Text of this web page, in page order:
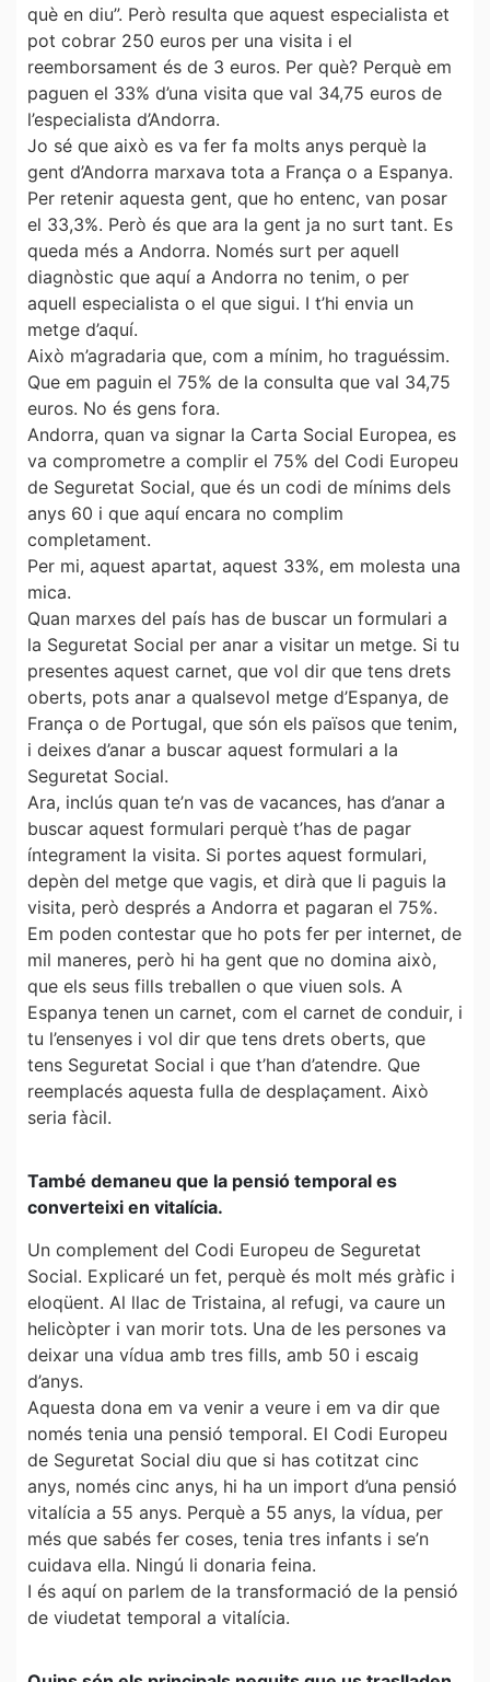
què en diu”. Però resulta que aquest especialista et
pot cobrar 250 euros per una visita i el
reemborsament és de 3 euros. Per què? Perquè em
paguen el 33% d’una visita que val 34,75 euros de
l’especialista d’Andorra.
Jo sé que això es va fer fa molts anys perquè la
gent d’Andorra marxava tota a França o a Espanya.
Per retenir aquesta gent, que ho entenc, van posar
el 33,3%. Però és que ara la gent ja no surt tant. Es
queda més a Andorra. Només surt per aquell
diagnòstic que aquí a Andorra no tenim, o per
aquell especialista o el que sigui. I t’hi envia un
metge d’aquí.
Això m’agradaria que, com a mínim, ho traguéssim.
Que em paguin el 75% de la consulta que val 34,75
euros. No és gens fora.
Andorra, quan va signar la Carta Social Europea, es
va comprometre a complir el 75% del Codi Europeu
de Seguretat Social, que és un codi de mínims dels
anys 60 i que aquí encara no complim
completament.
Per mi, aquest apartat, aquest 33%, em molesta una
mica.
Quan marxes del país has de buscar un formulari a
la Seguretat Social per anar a visitar un metge. Si tu
presentes aquest carnet, que vol dir que tens drets
oberts, pots anar a qualsevol metge d’Espanya, de
França o de Portugal, que són els països que tenim,
i deixes d’anar a buscar aquest formulari a la
Seguretat Social.
Ara, inclús quan te’n vas de vacances, has d’anar a
buscar aquest formulari perquè t’has de pagar
íntegrament la visita. Si portes aquest formulari,
depèn del metge que vagis, et dirà que li paguis la
visita, però després a Andorra et pagaran el 75%.
Em poden contestar que ho pots fer per internet, de
mil maneres, però hi ha gent que no domina això,
que els seus fills treballen o que viuen sols. A
Espanya tenen un carnet, com el carnet de conduir, i
tu l’ensenyes i vol dir que tens drets oberts, que
tens Seguretat Social i que t’han d’atendre. Que
reemplacés aquesta fulla de desplaçament. Això
seria fàcil.
També demaneu que la pensió temporal es
converteixi en vitalícia.
Un complement del Codi Europeu de Seguretat
Social. Explicaré un fet, perquè és molt més gràfic i
eloqüent. Al llac de Tristaina, al refugi, va caure un
helicòpter i van morir tots. Una de les persones va
deixar una vídua amb tres fills, amb 50 i escaig
d’anys.
Aquesta dona em va venir a veure i em va dir que
només tenia una pensió temporal. El Codi Europeu
de Seguretat Social diu que si has cotitzat cinc
anys, només cinc anys, hi ha un import d’una pensió
vitalícia a 55 anys. Perquè a 55 anys, la vídua, per
més que sabés fer coses, tenia tres infants i se’n
cuidava ella. Ningú li donaria feina.
I és aquí on parlem de la transformació de la pensió
de viudetat temporal a vitalícia.